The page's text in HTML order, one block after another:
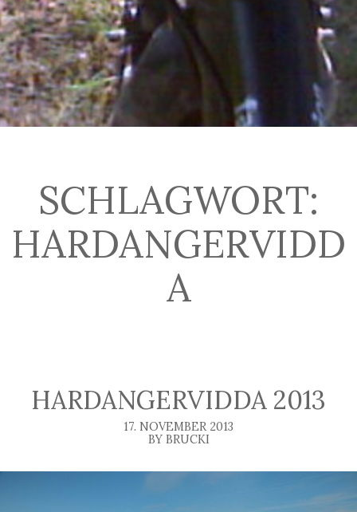
SCHLAGWORT:
HARDANGERVIDD
A
HARDANGERVIDDA 2013
17. NOVEMBER 2013
BY BRUCKI